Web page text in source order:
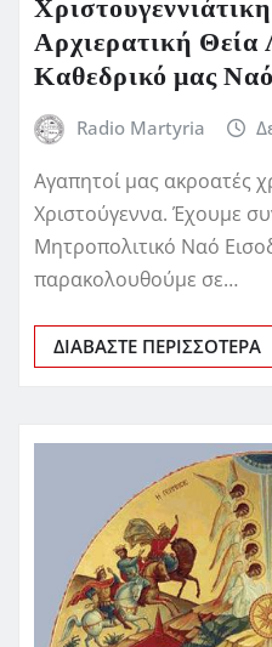
Αρχιερατική Θεία
Καθεδρικό μας Ναό
Radio Martyria
Αγαπητοί μας ακροατές
Χριστούγεννα. Έχουμε
Μητροπολιτικό Ναό
παρακολουθούμε σε…
ΔΙΑΒΆΣΤΕ ΠΕΡΙΣΣΌΤΕΡΑ